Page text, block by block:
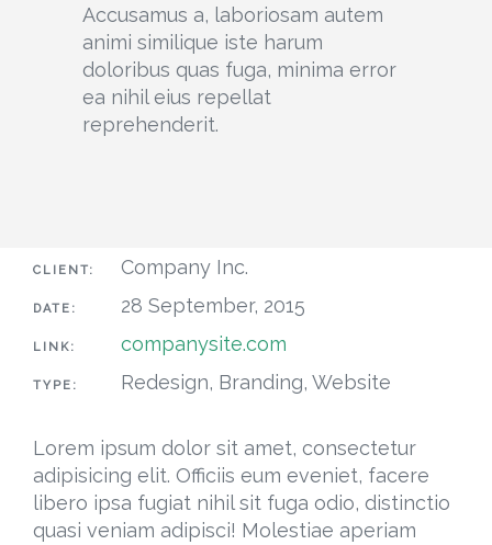
Accusamus a, laboriosam autem
animi similique iste harum
doloribus quas fuga, minima error
ea nihil eius repellat
reprehenderit.
CLIENT: Company Inc.
DATE: 28 September, 2015
LINK: companysite.com
TYPE: Redesign, Branding, Website
Lorem ipsum dolor sit amet, consectetur
adipisicing elit. Officiis eum eveniet, facere
libero ipsa fugiat nihil sit fuga odio, distinctio
quasi veniam adipisci! Molestiae aperiam